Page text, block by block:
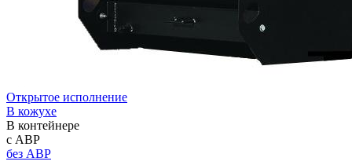
Открытое исполнение
В кожухе
В контейнере
с АВР
без АВР